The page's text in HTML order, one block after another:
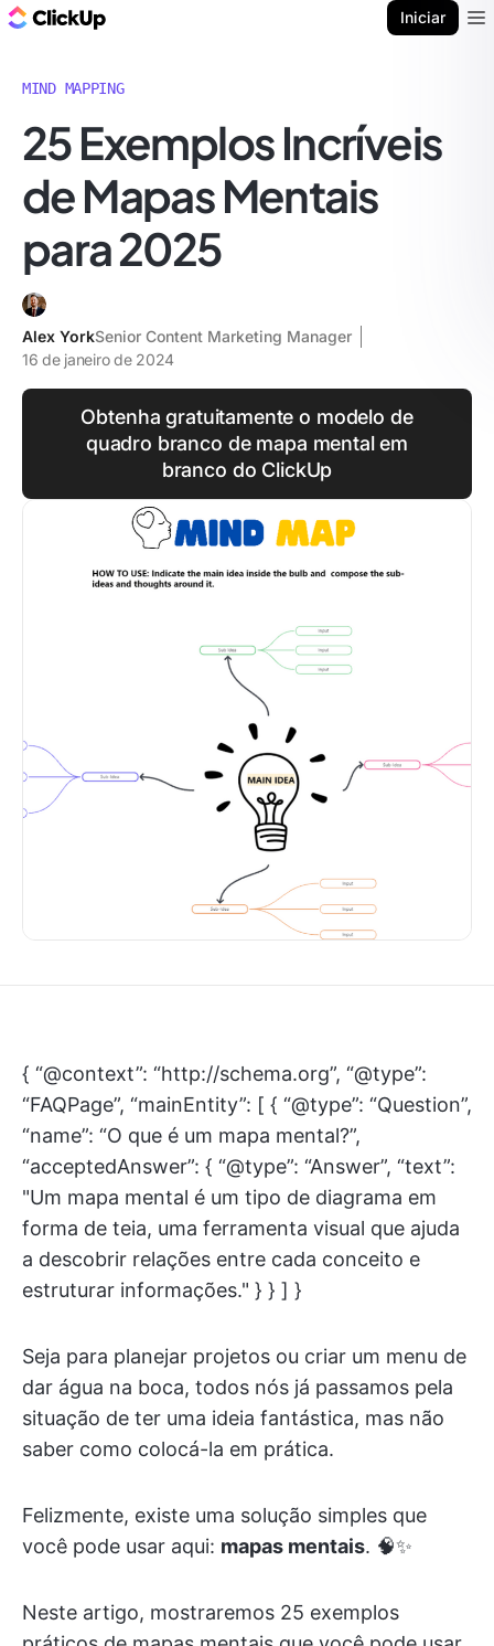
Iniciar
MIND MAPPING
25 Exemplos Incríveis
de Mapas Mentais
para 2025
Alex YorkSenior Content Marketing Manager
16 de janeiro de 2024
Obtenha gratuitamente o modelo de
quadro branco de mapa mental em
branco do ClickUp
{ “@context”: “http://schema.org”, “@type”:
“FAQPage”, “mainEntity”: [ { “@type”: “Question”,
“name”: “O que é um mapa mental?”,
“acceptedAnswer”: { “@type”: “Answer”, “text”:
"Um mapa mental é um tipo de diagrama em
forma de teia, uma ferramenta visual que ajuda
a descobrir relações entre cada conceito e
estruturar informações." } } ] }
Seja para planejar projetos ou criar um menu de
dar água na boca, todos nós já passamos pela
situação de ter uma ideia fantástica, mas não
saber como colocá-la em prática.
Felizmente, existe uma solução simples que
você pode usar aqui: mapas mentais. 🧠✨
Neste artigo, mostraremos 25 exemplos